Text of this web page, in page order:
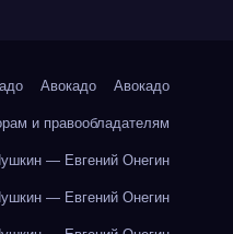
Авокадо Авокадо
и правообладателям
— Евгений Онегин
— Евгений Онегин